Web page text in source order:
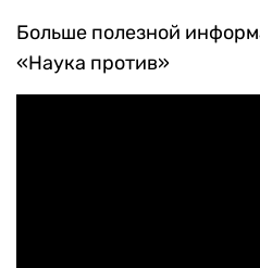
Больше полезной
«Наука против»